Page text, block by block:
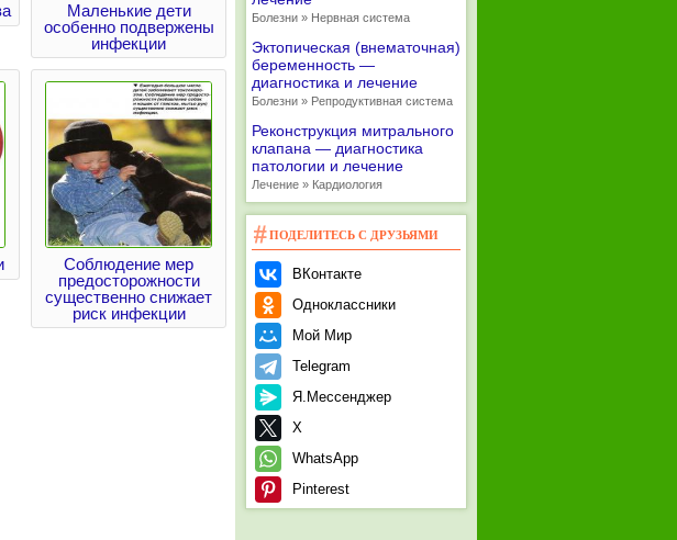
Маленькие дети
особенно подвержены
инфекции
Соблюдение мер
предосторожности
существенно снижает
риск инфекции
Болезни » Нервная система
Эктопическая (внематочная)
беременность —
диагностика и лечение
Болезни » Репродуктивная система
Реконструкция митрального
клапана — диагностика
патологии и лечение
Лечение » Кардиология
ПОДЕЛИТЕСЬ С ДРУЗЬЯМИ
ВКонтакте
Одноклассники
Мой Мир
Telegram
Я.Мессенджер
X
WhatsApp
Pinterest